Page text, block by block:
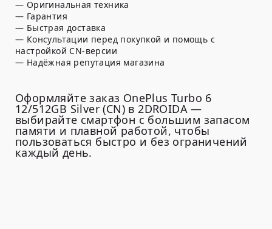
— Оригинальная техника
— Гарантия
— Быстрая доставка
— Консультации перед покупкой и помощь с
настройкой CN-версии
— Надёжная репутация магазина
Оформляйте заказ OnePlus Turbo 6
12/512GB Silver (CN) в 2DROIDA —
выбирайте смартфон с большим запасом
памяти и плавной работой, чтобы
пользоваться быстро и без ограничений
каждый день.